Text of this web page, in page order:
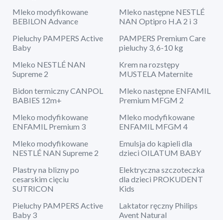
Mleko modyfikowane
BEBILON Advance
Mleko następne NESTLÉ
NAN Optipro H.A 2 i 3
Pieluchy PAMPERS Active
Baby
PAMPERS Premium Care
pieluchy 3, 6-10 kg
Mleko NESTLÉ NAN
Supreme 2
Krem na rozstępy
MUSTELA Maternite
Bidon termiczny CANPOL
BABIES 12m+
Mleko następne ENFAMIL
Premium MFGM 2
Mleko modyfikowane
ENFAMIL Premium 3
Mleko modyfikowane
ENFAMIL MFGM 4
Mleko modyfikowane
NESTLÉ NAN Supreme 2
Emulsja do kąpieli dla
dzieci OILATUM BABY
Plastry na blizny po
cesarskim cięciu
SUTRICON
Elektryczna szczoteczka
dla dzieci PROKUDENT
Kids
Pieluchy PAMPERS Active
Baby 3
Laktator ręczny Philips
Avent Natural